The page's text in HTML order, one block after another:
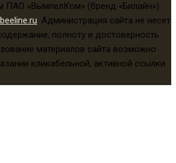
ПАО «ВымпелКом» (бренд «Билайн»).
beeline.ru. Администрация сайта не несет
полноту и достоверность
материалов сайта возможно
кликабельной, активной ссылки